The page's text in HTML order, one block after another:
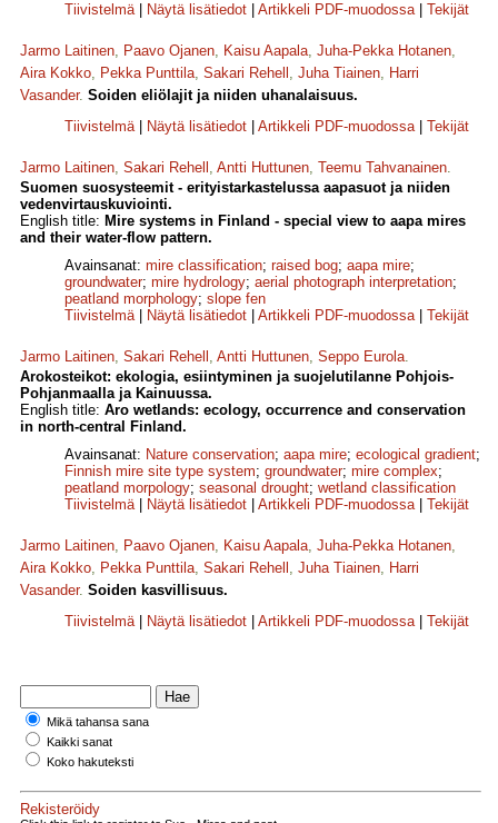
Tiivistelmä| Näytä lisätiedot Artikkeli PDF-muodossa| Tekijät
Jarmo Laitinen, Paavo Ojanen, Kaisu Aapala, Juha-Pekka Hotanen,
Aira Kokko, Pekka Punttila, Sakari Rehell , Juha Tiainen, Harri
Vasander. Soiden eliölajit ja niiden uhanalaisuus.
Tiivistelmä| Näytä lisätiedot Artikkeli PDF-muodossa| Tekijät
Jarmo Laitinen, Sakari Rehell , Antti Huttunen, Teemu Tahvanainen.
Suomen suosysteemit - erityistarkastelussa aapasuot ja niiden
vedenvirtauskuviointi.
English title: Mire systems in Finland - special view to aapa mires
and their water-flow pattern.
Avainsanat: mire classification; raised bog; aapa mire;
groundwater; mire hydrology; aerial photograph interpretation;
peatland morphology; slope fen
Tiivistelmä| Näytä lisätiedot Artikkeli PDF-muodossa| Tekijät
Jarmo Laitinen, Sakari Rehell , Antti Huttunen, Seppo Eurola.
Arokosteikot: ekologia, esiintyminen ja suojelutilanne Pohjois-
Pohjanmaalla ja Kainuussa.
English title: Aro wetlands: ecology, occurrence and conservation
in north-central Finland.
Avainsanat: Nature conservation; aapa mire; ecological gradient;
Finnish mire site type system; groundwater; mire complex;
peatland morpology; seasonal drought; wetland classification
Tiivistelmä| Näytä lisätiedot Artikkeli PDF-muodossa| Tekijät
Jarmo Laitinen, Paavo Ojanen, Kaisu Aapala, Juha-Pekka Hotanen,
Aira Kokko, Pekka Punttila, Sakari Rehell , Juha Tiainen, Harri
Vasander. Soiden kasvillisuus.
Tiivistelmä| Näytä lisätiedot Artikkeli PDF-muodossa| Tekijät
Mikä tahansa sana
Kaikki sanat
Koko hakuteksti
Rekisteröidy